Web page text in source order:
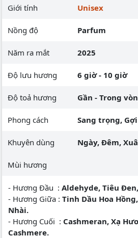
Giới tính Unisex
Nồng độ Parfum
Năm ra mắt 2025
Độ lưu hương 6 giờ - 10 giờ
Độ toả hương Gần - Trong
Phong cách Sang trọng,
Khuyên dùng Ngày, Đêm,
Mùi hương
- Hương Đầu : Aldehyde, Tiêu
- Hương Giữa : Tinh Dầu Hoa
Nhài.
- Hương Cuối : Cashmeran, Xạ
Cashmere.